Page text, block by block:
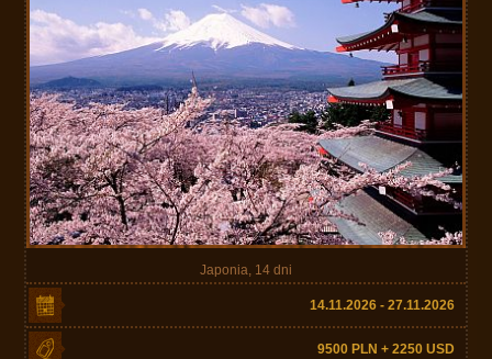
Japonia, 14 dni
14.11.2026 - 27.11.2026
9500 PLN + 2250 USD